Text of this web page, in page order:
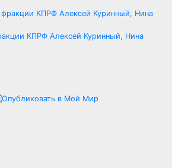
КПРФ Алексей Куринный, Нина